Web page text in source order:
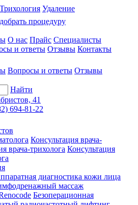
Трихология Удаление
процедуру
О нас Прайс Специалисты
и ответы Отзывы Контакты
Вопросы и ответы Отзывы
Найти
41
694-81-22
Консультация врача-
врача-трихолога Консультация
диагностика кожи лица
массаж
Безоперационная